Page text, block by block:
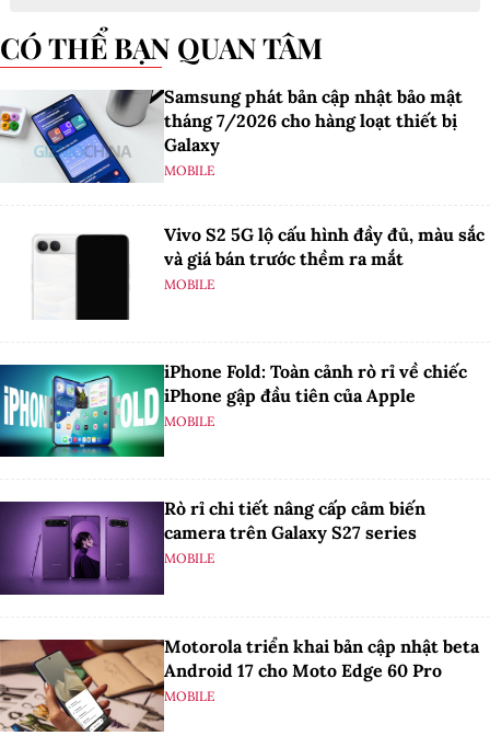
CÓ THỂ BẠN QUAN TÂM
Samsung phát bản cập nhật bảo mật
tháng 7/2026 cho hàng loạt thiết bị
Galaxy
MOBILE
Vivo S2 5G lộ cấu hình đầy đủ, màu sắc
và giá bán trước thềm ra mắt
MOBILE
iPhone Fold: Toàn cảnh rò rỉ về chiếc
iPhone gập đầu tiên của Apple
MOBILE
Rò rỉ chi tiết nâng cấp cảm biến
camera trên Galaxy S27 series
MOBILE
Motorola triển khai bản cập nhật beta
Android 17 cho Moto Edge 60 Pro
MOBILE